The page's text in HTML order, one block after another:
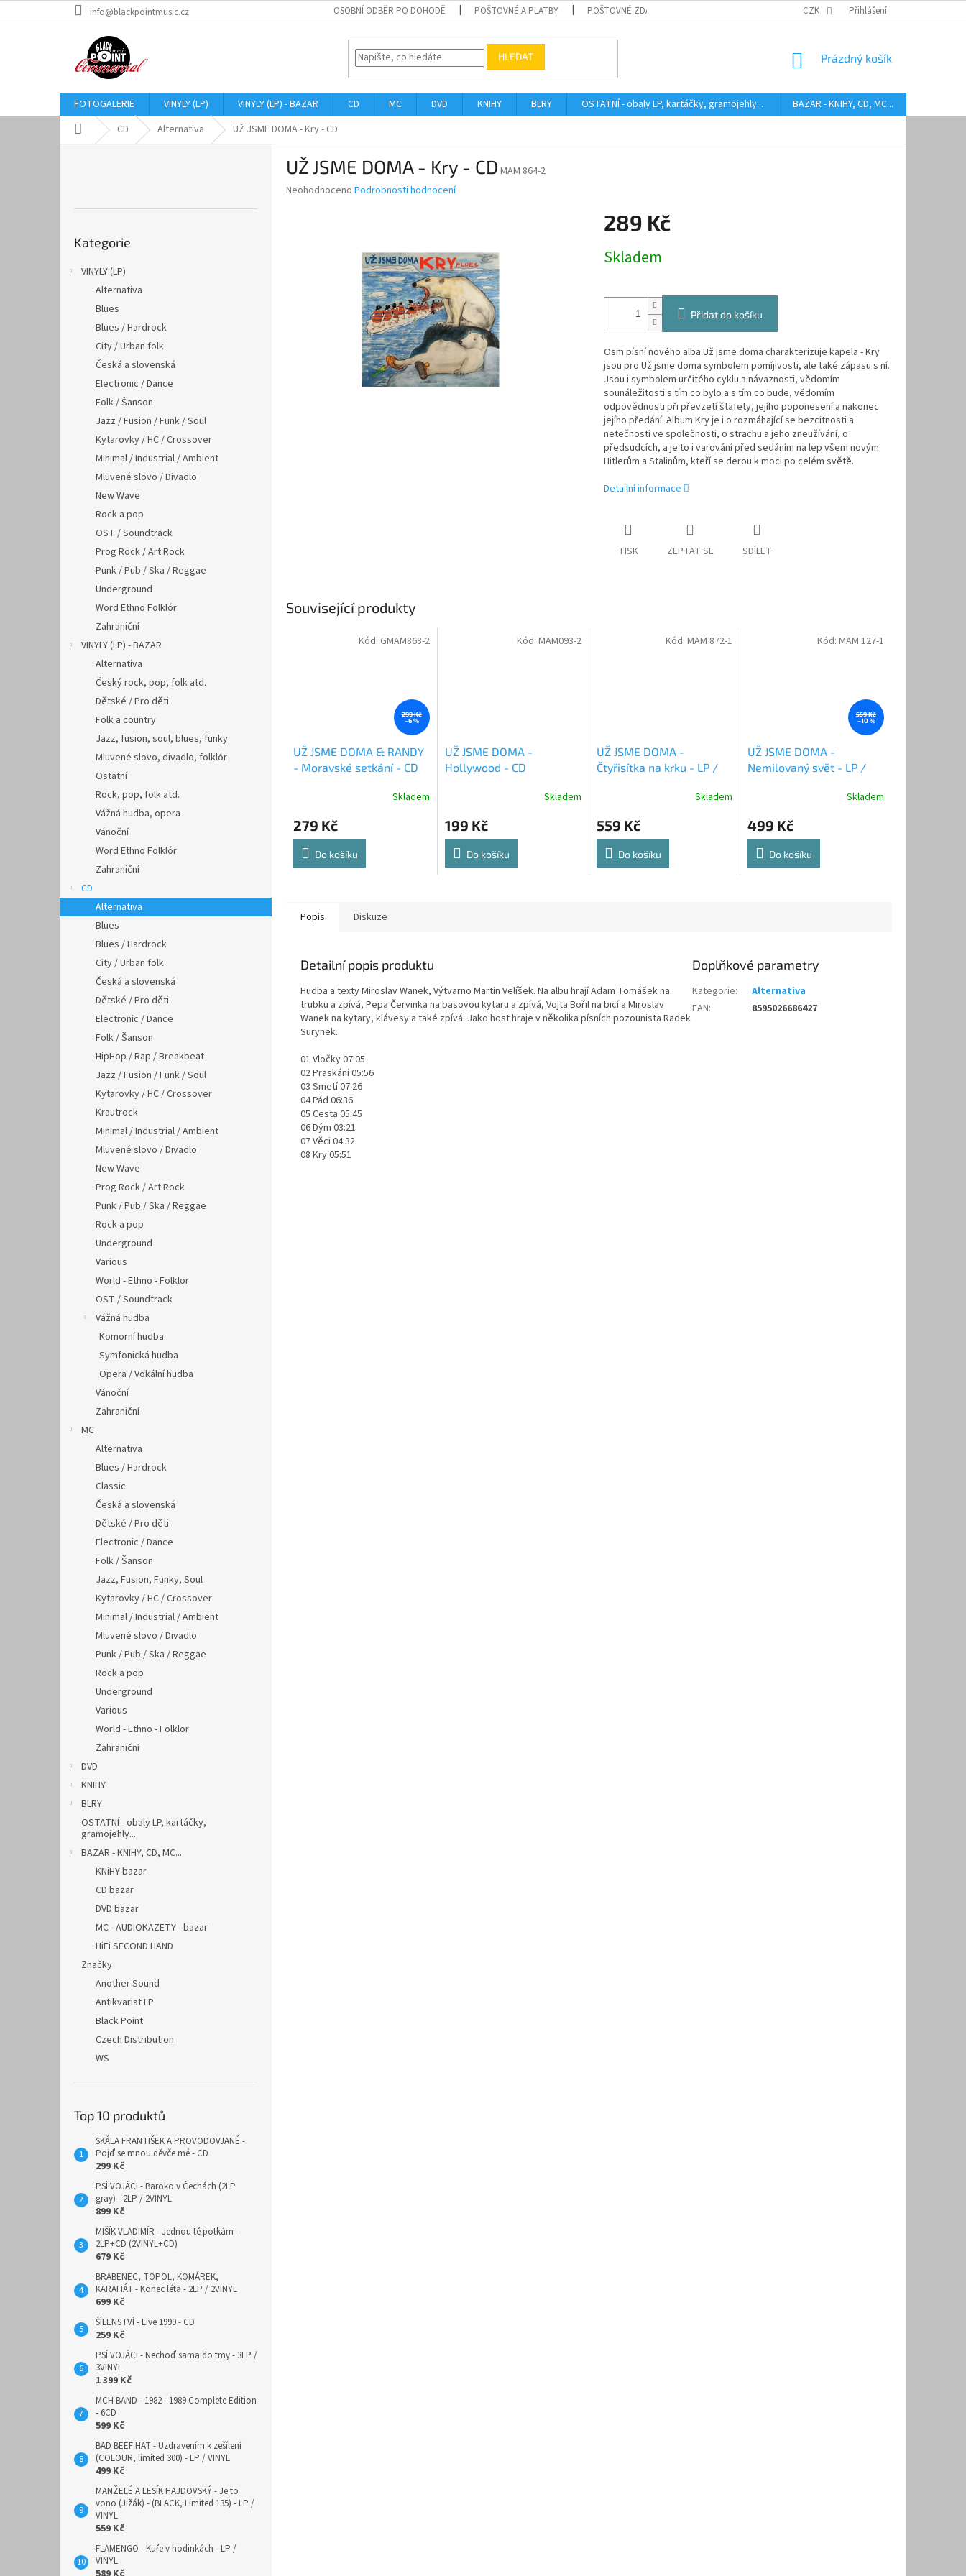
na
info@blackpointmusic.cz OSOBNÍ ODBĚR PO DOHODĚ POŠTOVNÉ A PLATBY POŠTOVNÉ ZDARMA HODNOCENÍ STAVU BAZAROVÝCH LP AUDIOKAZETY ANEB
CZK Přihlášení
HLEDAT
NÁKUPNÍ
Prázdný košík
FOTOGALERIE VINYLY (LP) VINYLY (LP) - BAZAR CD MC DVD KNIHY BLRY OSTATNÍ - obaly LP, kartáčky, gramojehly... BAZAR - KNIHY, CD, MC...
Domů CD Alternativa UŽ JSME DOMA - Kry - CD
kategorie
Kategorie
VINYLY (LP)
Alternativa
Blues
Blues / Hardrock
City / Urban folk
Česká a slovenská
Electronic / Dance
Folk / Šanson
Jazz / Fusion / Funk / Soul
Kytarovky / HC / Crossover
Minimal / Industrial / Ambient
Mluvené slovo / Divadlo
New Wave
Rock a pop
OST / Soundtrack
Prog Rock / Art Rock
Punk / Pub / Ska / Reggae
Underground
Word Ethno Folklór
Zahraniční
VINYLY (LP) - BAZAR
Alternativa
Český rock, pop, folk atd.
Dětské / Pro děti
Folk a country
Jazz, fusion, soul, blues, funky
Mluvené slovo, divadlo, folklór
Ostatní
Rock, pop, folk atd.
Vážná hudba, opera
Vánoční
Word Ethno Folklór
Zahraniční
CD
Alternativa
Blues
Blues / Hardrock
City / Urban folk
Česká a slovenská
Dětské / Pro děti
Electronic / Dance
Folk / Šanson
HipHop / Rap / Breakbeat
Jazz / Fusion / Funk / Soul
Kytarovky / HC / Crossover
Krautrock
Minimal / Industrial / Ambient
Mluvené slovo / Divadlo
New Wave
Prog Rock / Art Rock
Punk / Pub / Ska / Reggae
Rock a pop
Underground
Various
World - Ethno - Folklor
OST / Soundtrack
Vážná hudba
Komorní hudba
Symfonická hudba
Opera / Vokální hudba
Vánoční
Zahraniční
MC
Alternativa
Blues / Hardrock
Classic
Česká a slovenská
Dětské / Pro děti
Electronic / Dance
Folk / Šanson
Jazz, Fusion, Funky, Soul
Kytarovky / HC / Crossover
Minimal / Industrial / Ambient
Mluvené slovo / Divadlo
Punk / Pub / Ska / Reggae
Rock a pop
Underground
Various
World - Ethno - Folklor
Zahraniční
DVD
KNIHY
BLRY
OSTATNÍ - obaly LP, kartáčky,
gramojehly...
BAZAR - KNIHY, CD, MC...
KNiHY bazar
CD bazar
DVD bazar
MC - AUDIOKAZETY - bazar
HiFi SECOND HAND
Značky
Another Sound
Antikvariat LP
Black Point
Czech Distribution
WS
Top 10 produktů
SKÁLA FRANTIŠEK A PROVODOVJANÉ -
Pojď se mnou děvče mé - CD
299 Kč
PSÍ VOJÁCI - Baroko v Čechách (2LP
gray) - 2LP / 2VINYL
899 Kč
MIŠÍK VLADIMÍR - Jednou tě potkám -
2LP+CD (2VINYL+CD)
679 Kč
BRABENEC, TOPOL, KOMÁREK,
KARAFIÁT - Konec léta - 2LP / 2VINYL
699 Kč
ŠÍLENSTVÍ - Live 1999 - CD
259 Kč
PSÍ VOJÁCI - Nechoď sama do tmy - 3LP /
3VINYL
1 399 Kč
MCH BAND - 1982 - 1989 Complete Edition
- 6CD
599 Kč
BAD BEEF HAT - Uzdravením k zešílení
(COLOUR, limited 300) - LP / VINYL
499 Kč
MANŽELÉ A LESÍK HAJDOVSKÝ - Je to
vono (Jižák) - (BLACK, Limited 135) - LP /
VINYL
559 Kč
FLAMENGO - Kuře v hodinkách - LP /
VINYL
UŽ JSME DOMA - Kry - CD MAM 864-2
Průměrné
Neohodnoceno Podrobnosti hodnocení
289 Kč
cena:
Skladem
Přidat do košíku
Osm písní nového alba Už jsme doma charakterizuje kapela - Kry
jsou pro Už jsme doma symbolem pomíjivosti, ale také zápasu s ní.
Jsou i symbolem určitého cyklu a návaznosti, vědomím
sounáležitosti s tím co bylo a s tím co bude, vědomím
odpovědnosti při převzetí štafety, jejího poponesení a nakonec
jejího předání. Album Kry je i o rozmáhající se bezcitnosti a
netečnosti ve společnosti, o strachu a jeho zneužívání, o
předsudcích, a je to i varování před sedáním na lep všem novým
Hitlerům a Stalinům, kteří se derou k moci po celém světě.
Detailní informace
TISK ZEPTAT SE SDÍLET
Související produkty
299 Kč
–6 %
UŽ JSME DOMA & RANDY
- Moravské setkání - CD
Skladem
279 Kč
Do košíku
Kód: GMAM868-2
UŽ JSME DOMA -
Hollywood - CD
Skladem
199 Kč
Do košíku
Kód: MAM093-2
UŽ JSME DOMA -
Čtyřisítka na krku - LP /
Skladem
559 Kč
Do košíku
Kód:MAM 872-1
559 Kč
–10 %
UŽ JSME DOMA -
Nemilovaný svět - LP /
Skladem
499 Kč
Do košíku
Kód: MAM 127-1
Popis Diskuze
Detailní popis produktu
Hudba a texty Miroslav Wanek, Výtvarno Martin Velíšek. Na albu hrají Adam Tomášek na
trubku a zpívá, Pepa Červinka na basovou kytaru a zpívá, Vojta Bořil na bicí a Miroslav
Wanek na kytary, klávesy a také zpívá. Jako host hraje v několika písních pozounista Radek
Surynek.
01 Vločky 07:05
02 Praskání 05:56
03 Smetí 07:26
04 Pád 06:36
05 Cesta 05:45
06 Dým 03:21
07 Věci 04:32
08 Kry 05:51
Doplňkové parametry
Kategorie:
Alternativa
EAN: 8595026686427